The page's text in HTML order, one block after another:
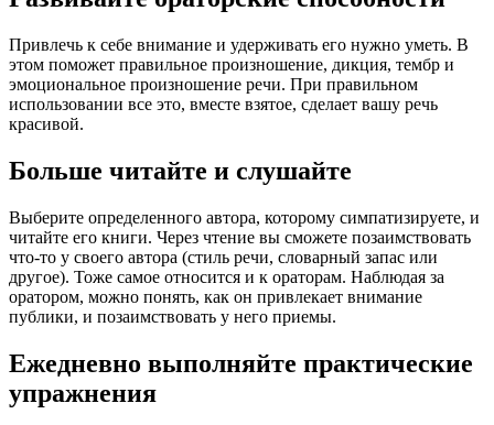
Привлечь к себе внимание и удерживать его нужно уметь. В
этом поможет правильное произношение, дикция, тембр и
эмоциональное произношение речи. При правильном
использовании все это, вместе взятое, сделает вашу речь
красивой.
Больше читайте и слушайте
Выберите определенного автора, которому симпатизируете, и
читайте его книги. Через чтение вы сможете позаимствовать
что-то у своего автора (стиль речи, словарный запас или
другое). Тоже самое относится и к ораторам. Наблюдая за
оратором, можно понять, как он привлекает внимание
публики, и позаимствовать у него приемы.
Ежедневно выполняйте практические
упражнения